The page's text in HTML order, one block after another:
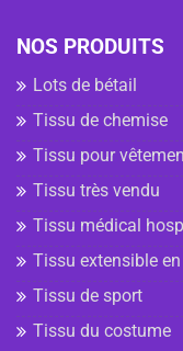
NOS PRODUITS
Lots de bétail
Tissu de chemise
Tissu pour
Tissu très vendu
Tissu médical
Tissu extensible
Tissu de sport
Tissu du costume